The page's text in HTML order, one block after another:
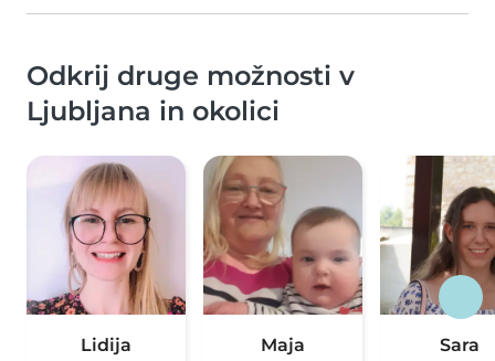
Odkrij druge možnosti v
Ljubljana in okolici
Lidija Maja Sara